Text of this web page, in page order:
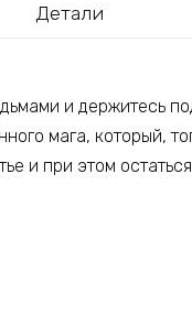
Детали
и держитесь
мага, который,
и при этом